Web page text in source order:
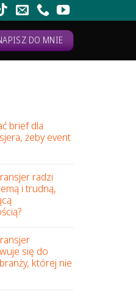
DO MNIE
brief dla
żeby event
radzi
i trudną,
się do
której nie